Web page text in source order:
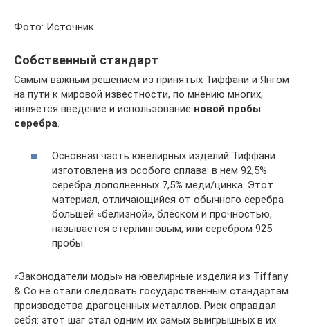
Фото: Источник
Собственный стандарт
Самым важным решением из принятых Тиффани и Янгом
на пути к мировой известности, по мнению многих,
является введение и использование новой пробы
серебра.
Основная часть ювелирных изделий Тиффани
изготовлена из особого сплава: в нем 92,5%
серебра дополненных 7,5% меди/цинка. Этот
материал, отличающийся от обычного серебра
большей «белизной», блеском и прочностью,
называется стерлинговым, или серебром 925
пробы.
«Законодатели моды» на ювелирные изделия из Tiffany
& Co не стали следовать государственным стандартам
производства драгоценных металлов. Риск оправдал
себя: этот шаг стал одним их самых выигрышных в их